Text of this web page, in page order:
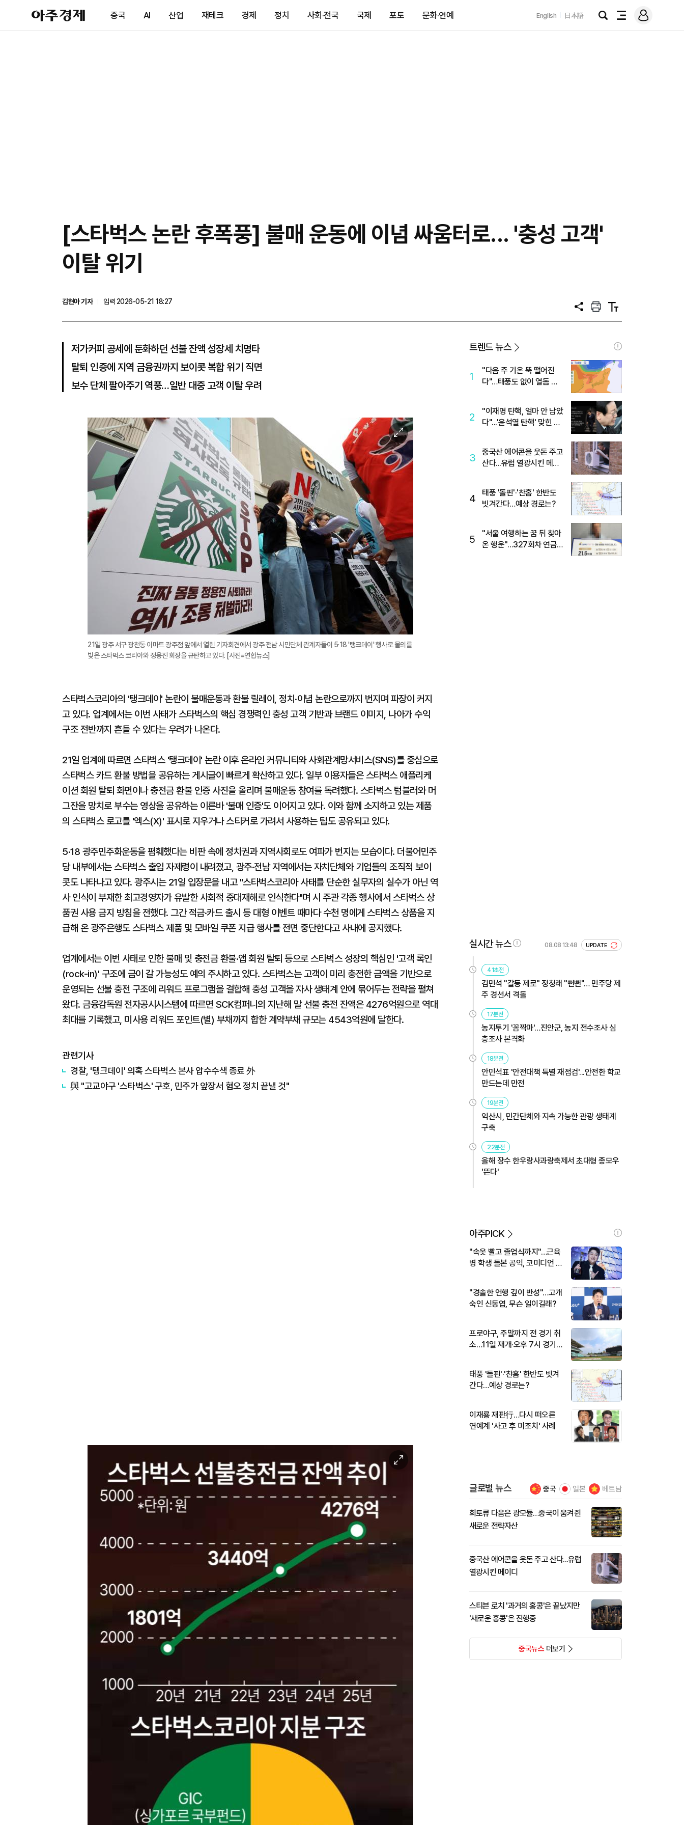
아
주
제
중국 AI 산업 재테크 경제 정치 사회·전국 국제 포토 문화·연예 English 日本語
검
전
메
그
[스타벅스 논란 후폭풍] 불매 운동에 이념 싸움터로... '충성 고객'
이탈 위기
김현아 기자
입력 2026-05-21 18:27
공
프
트
텍
트
저가커피 공세에 둔화하던 선불 잔액 성장세 치명타
탈퇴 인증에 지역 금융권까지 보이콧 복합 위기 직면
보수 단체 팔아주기 역풍…일반 대중 고객 이탈 우려
이
미
지
확
21일 광주 서구 광천동 이마트 광주점 앞에서 열린 기자회견에서 광주·전남 시민단체 관계자들이 5·18 '탱크데이' 행사로 물의를
빚은 스타벅스 코리아와 정용진 회장을 규탄하고 있다. [사진=연합뉴스]
스타벅스코리아의 '탱크데이' 논란이 불매운동과 환불 릴레이, 정치·이념 논란으로까지 번지며 파장이 커지
고 있다. 업계에서는 이번 사태가 스타벅스의 핵심 경쟁력인 충성 고객 기반과 브랜드 이미지, 나아가 수익
구조 전반까지 흔들 수 있다는 우려가 나온다.
21일 업계에 따르면 스타벅스 '탱크데이' 논란 이후 온라인 커뮤니티와 사회관계망서비스(SNS)를 중심으로
스타벅스 카드 환불 방법을 공유하는 게시글이 빠르게 확산하고 있다. 일부 이용자들은 스타벅스 애플리케
이션 회원 탈퇴 화면이나 충전금 환불 인증 사진을 올리며 불매운동 참여를 독려했다. 스타벅스 텀블러와 머
그잔을 망치로 부수는 영상을 공유하는 이른바 '불매 인증'도 이어지고 있다. 이와 함께 소지하고 있는 제품
의 스타벅스 로고를 '엑스(X)' 표시로 지우거나 스티커로 가려서 사용하는 팁도 공유되고 있다.
5·18 광주민주화운동을 폄훼했다는 비판 속에 정치권과 지역사회로도 여파가 번지는 모습이다. 더불어민주
당 내부에서는 스타벅스 출입 자제령이 내려졌고, 광주·전남 지역에서는 자치단체와 기업들의 조직적 보이
콧도 나타나고 있다. 광주시는 21일 입장문을 내고 "스타벅스코리아 사태를 단순한 실무자의 실수가 아닌 역
사 인식이 부재한 최고경영자가 유발한 사회적 중대재해로 인식한다"며 시 주관 각종 행사에서 스타벅스 상
품권 사용 금지 방침을 전했다. 그간 적금·카드 출시 등 대형 이벤트 때마다 수천 명에게 스타벅스 상품을 지
급해 온 광주은행도 스타벅스 제품 및 모바일 쿠폰 지급 행사를 전면 중단한다고 사내에 공지했다.
업계에서는 이번 사태로 인한 불매 및 충전금 환불·앱 회원 탈퇴 등으로 스타벅스 성장의 핵심인 '고객 록인
(rock-in)' 구조에 금이 갈 가능성도 예의 주시하고 있다. 스타벅스는 고객이 미리 충전한 금액을 기반으로
운영되는 선불 충전 구조에 리워드 프로그램을 결합해 충성 고객을 자사 생태계 안에 묶어두는 전략을 펼쳐
왔다. 금융감독원 전자공시시스템에 따르면 SCK컴퍼니의 지난해 말 선불 충전 잔액은 4276억원으로 역대
최대를 기록했고, 미사용 리워드 포인트(별) 부채까지 합한 계약부채 규모는 4543억원에 달한다.
관련기사
경찰, '탱크데이' 의혹 스타벅스 본사 압수수색 종료 外
與 "고교야구 '스타벅스' 구호, 민주가 앞장서 혐오 정치 끝낼 것"
미
트렌드 뉴스
1
"다음 주 기온 뚝 떨어진
다"…태풍도 없이 열돔 박
2
"이재명 탄핵, 얼마 안 남았
다"...'윤석열 탄핵' 맞힌 무
3
중국산 에어콘을 웃돈 주고
산다...유럽 열광시킨 메이
4
태풍 '돌핀'·'찬홈' 한반도
빗겨간다…예상 경로는?
5
"서울 여행하는 꿈 뒤 찾아
온 행운"…327회차 연금
실시간 뉴스 08.08 13:48 UPDATE
41초전
김민석 "갈등 제로" 정청래 "뻔뻔"… 민주당 제
주 경선서 격돌
17분전
농지투기 '꼼짝마'…진안군, 농지 전수조사 심
층조사 본격화
18분전
안민석표 '안전대책 특별 재점검'...안전한 학교
만드는데 만전
19분전
익산시, 민간단체와 지속 가능한 관광 생태계
구축
22분전
올해 장수 한우랑사과랑축제서 초대형 종모우
'뜬다'
아주PICK
"속옷 빨고 졸업식까지"…근육
병 학생 돌본 공익, 코미디언 김
"경솔한 언행 깊이 반성"…고개
숙인 신동엽, 무슨 일이길래?
프로야구, 주말까지 전 경기 취
소…11일 재개·오후 7시 경기
태풍 '돌핀'·'찬홈' 한반도 빗겨
간다…예상 경로는?
이재룡 재판行…다시 떠오른
연예계 '사고 후 미조치' 사례
글로벌 뉴스 중국 일본 베트남
희토류 다음은 광모듈…중국이 움켜쥔
새로운 전략자산
중국산 에어콘을 웃돈 주고 산다...유럽
열광시킨 메이디
스티븐 로치 '과거의 홍콩'은 끝났지만
'새로운 홍콩'은 진행중
중국뉴스더보기